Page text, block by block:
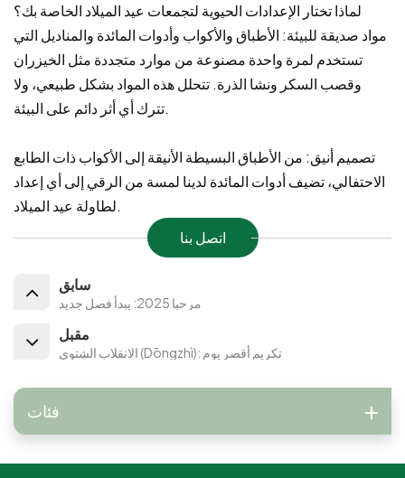
لماذا تختار الإعدادات الحيوية لتجمعات عيد الميلاد الخاصة بك؟
مواد صديقة للبيئة: الأطباق والأكواب وأدوات المائدة والمناديل التي
تستخدم لمرة واحدة مصنوعة من موارد متجددة مثل الخيزران
وقصب السكر ونشا الذرة. تتحلل هذه المواد بشكل طبيعي، ولا
تترك أي أثر دائم على البيئة.
تصميم أنيق: من الأطباق البسيطة الأنيقة إلى الأكواب ذات الطابع
الاحتفالي، تضيف أدوات المائدة لدينا لمسة من الرقي إلى أي إعداد
لطاولة عيد الميلاد.
اتصل بنا
سابق
مرحبا 2025: يبدأ فصل جديد
مقبل
الانقلاب الشتوي (Dōngzhì): تكريم أقصر يوم
فئات